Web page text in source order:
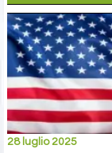
28 luglio 2025